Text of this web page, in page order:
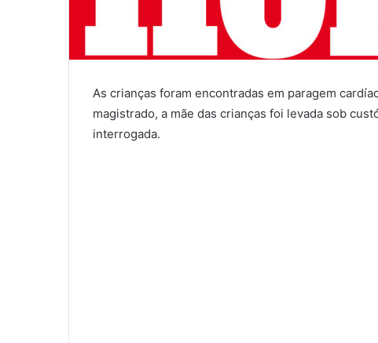
As crianças foram encontradas em paragem
magistrado, a mãe das crianças foi levada sob
interrogada.